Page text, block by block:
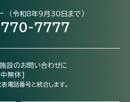
（令和8年9月30日まで）
7777
設のお問い合わせに
無休]
話番号と統合します。